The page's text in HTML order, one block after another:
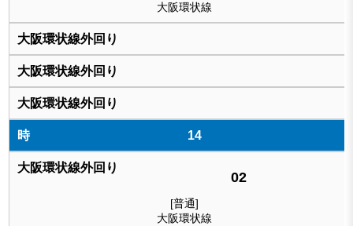
大阪環状線
14
02
[普通]
大阪環状線